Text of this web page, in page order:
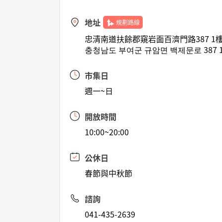
地址 規劃路線
忠清南道扶餘郡窺岩面百濟門路387 1
충청남도 부여군 규암면 백제문로 387
市集日
週一~日
開放時間
10:00~20:00
公休日
春節與中秋節
諮詢
041-435-2639